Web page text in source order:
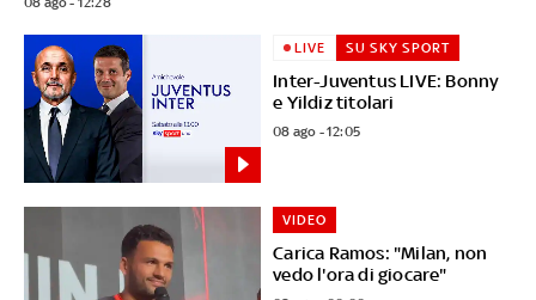
Inter-Juventus LIVE: Bonny
e Yildiz titolari
LIVE SU SKY SPORT
08 ago - 12:05
Carica Ramos: "Milan, non
vedo l'ora di giocare"
VIDEO